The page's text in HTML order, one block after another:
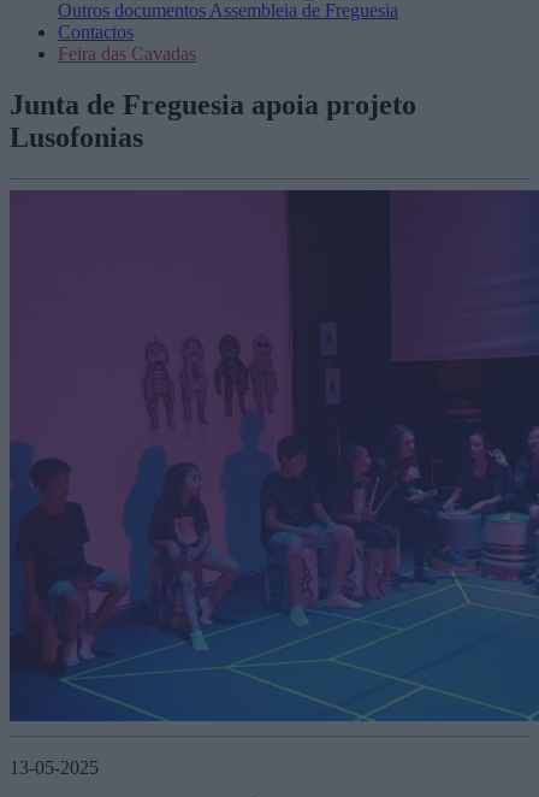
Outros documentos Assembleia de Freguesia
Contactos
Feira das Cavadas
Junta de Freguesia apoia projeto
Lusofonias
13-05-2025